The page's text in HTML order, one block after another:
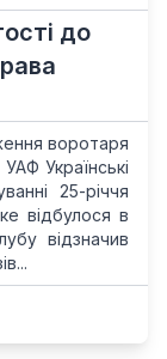
до
воротаря
Українські
25-річчя
відбулося в
відзначив